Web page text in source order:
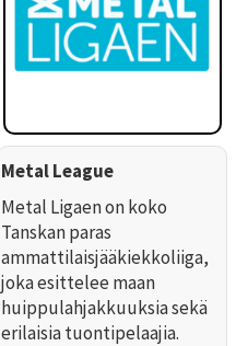
Metal League
Metal Ligaen on koko
Tanskan paras
ammattilaisjääkiekkoliiga,
joka esittelee maan
huippulahjakkuuksia sekä
erilaisia tuontipelaajia.